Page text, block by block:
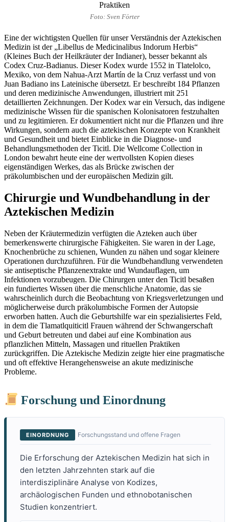
Foto: Sven Förter
Eine der wichtigsten Quellen für unser Verständnis der Aztekischen
Medizin ist der „Libellus de Medicinalibus Indorum Herbis“
(Kleines Buch der Heilkräuter der Indianer), besser bekannt als
Codex Cruz-Badianus. Dieser Kodex wurde 1552 in Tlatelolco,
Mexiko, von dem Nahua-Arzt Martín de la Cruz verfasst und von
Juan Badiano ins Lateinische übersetzt. Er beschreibt 184 Pflanzen
und deren medizinische Anwendungen, illustriert mit 251
detaillierten Zeichnungen. Der Kodex war ein Versuch, das indigene
medizinische Wissen für die spanischen Kolonisatoren festzuhalten
und zu legitimieren. Er dokumentiert nicht nur die Pflanzen und ihre
Wirkungen, sondern auch die aztekischen Konzepte von Krankheit
und Gesundheit und bietet Einblicke in die Diagnose- und
Behandlungsmethoden der Ticitl. Die Wellcome Collection in
London bewahrt heute eine der wertvollsten Kopien dieses
eigenständigen Werkes, das als Brücke zwischen der
präkolumbischen und der europäischen Medizin gilt.
Chirurgie und Wundbehandlung in der
Aztekischen Medizin
Neben der Kräutermedizin verfügten die Azteken auch über
bemerkenswerte chirurgische Fähigkeiten. Sie waren in der Lage,
Knochenbrüche zu schienen, Wunden zu nähen und sogar kleinere
Operationen durchzuführen. Für die Wundbehandlung verwendeten
sie antiseptische Pflanzenextrakte und Wundauflagen, um
Infektionen vorzubeugen. Die Chirurgen unter den Ticitl besaßen
ein fundiertes Wissen über die menschliche Anatomie, das sie
wahrscheinlich durch die Beobachtung von Kriegsverletzungen und
möglicherweise durch präkolumbische Formen der Autopsie
erworben hatten. Auch die Geburtshilfe war ein spezialisiertes Feld,
in dem die Tlamatlquiticitl Frauen während der Schwangerschaft
und Geburt betreuten und dabei auf eine Kombination aus
pflanzlichen Mitteln, Massagen und rituellen Praktiken
zurückgriffen. Die Aztekische Medizin zeigte hier eine pragmatische
und oft effektive Herangehensweise an akute medizinische
Probleme.
Forschung und Einordnung
EINORDNUNG Forschungsstand und offene Fragen
Die Erforschung der Aztekischen Medizin hat sich in
den letzten Jahrzehnten stark auf die
interdisziplinäre Analyse von Kodizes,
archäologischen Funden und ethnobotanischen
Studien konzentriert.